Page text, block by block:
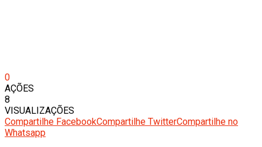
0
AÇÕES
8
VISUALIZAÇÕES
Compartilhe FacebookCompartilhe TwitterCompartilhe no
Whatsapp